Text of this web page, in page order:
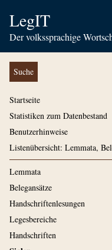
LegIT
Der volkssprachige
Suche
Startseite
Statistiken zum Datenbestand
Benutzerhinweise
Listenübersicht: Lemmata,
Lemmata
Belegansätze
Handschriftenlesungen
Legesbereiche
Handschriften